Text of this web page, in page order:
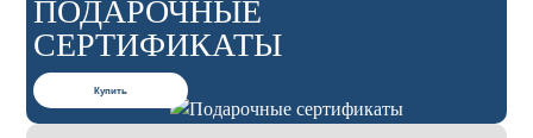
ПОДАРОЧНЫЕ
СЕРТИФИКАТЫ
Купить